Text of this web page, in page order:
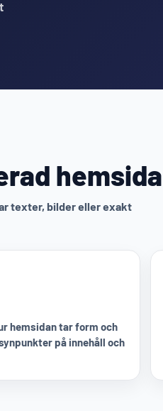
hemsida
texter, bilder eller exakt
hemsidan tar form och
på innehåll och